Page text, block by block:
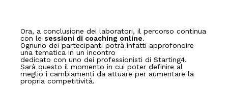
Ora, a conclusione dei laboratori, il percorso continua
con le sessioni di coaching online.
Ognuno dei partecipanti potrà infatti approfondire
una tematica in un incontro
dedicato con uno dei professionisti di Starting4.
Sarà questo il momento in cui poter definire al
meglio i cambiamenti da attuare per aumentare la
propria competitività.